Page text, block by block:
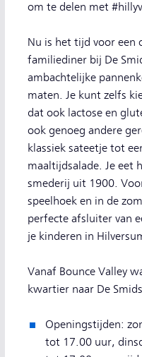
om te delen met
Nu is het tijd voor een
familiediner bij De
ambachtelijke
maten. Je kunt zelfs
dat ook lactose en
ook genoeg andere
klassiek sateetje tot
maaltijdsalade. Je eet
smederij uit 1900.
speelhoek en in de
perfecte afsluiter van
je kinderen in
Vanaf Bounce Valley
kwartier naar De
Openingstijden:
tot 17.00 uur,